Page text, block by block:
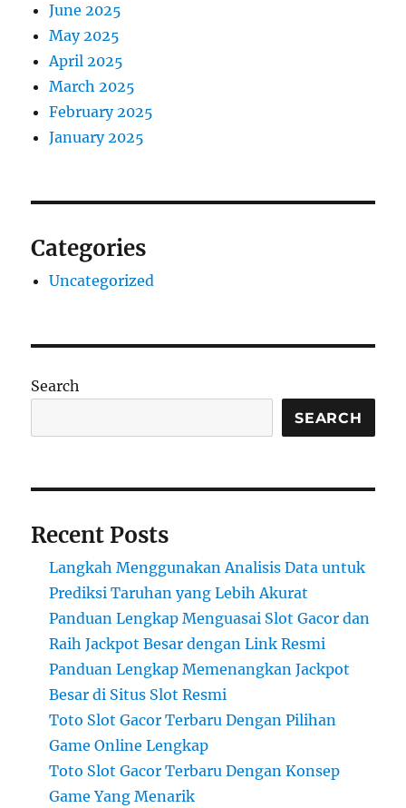
June 2025
May 2025
April 2025
March 2025
February 2025
January 2025
Categories
Uncategorized
Search
SEARCH
Recent Posts
Langkah Menggunakan Analisis Data untuk
Prediksi Taruhan yang Lebih Akurat
Panduan Lengkap Menguasai Slot Gacor dan
Raih Jackpot Besar dengan Link Resmi
Panduan Lengkap Memenangkan Jackpot
Besar di Situs Slot Resmi
Toto Slot Gacor Terbaru Dengan Pilihan
Game Online Lengkap
Toto Slot Gacor Terbaru Dengan Konsep
Game Yang Menarik